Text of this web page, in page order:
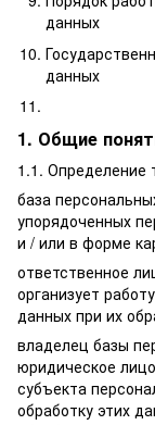
данных
данных
1. Общие
1.1. Определение
база
упорядоченных
и / или в форме
ответственное
организует
данных при их
владелец базы
юридическое
субъекта
обработку этих